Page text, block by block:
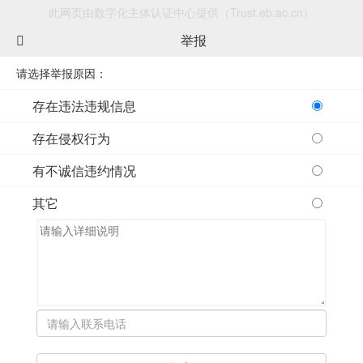
此网页由数字化主体认证中心提供（Trust.eb.ac.cn）
举报
请选择举报原因：
存在违法违规信息
存在侵权行为
有不诚信违约情况
其它